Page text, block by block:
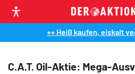
++ Heiß kaufen, eiskalt
C.A.T. Oil-Aktie: Mega-